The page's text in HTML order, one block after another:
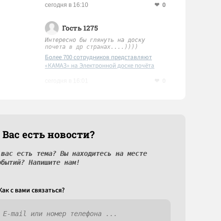
сегодня в 16:10 0
Гость 1275
Интересно бы глянуть на доску
почета в др странах....))))
Более 700 сотрудников представляют
«КАМАЗ» на Электронной доске почёта
есть новости?
есть тема? Вы находитесь на месте
Напишите нам!
c вами связаться?